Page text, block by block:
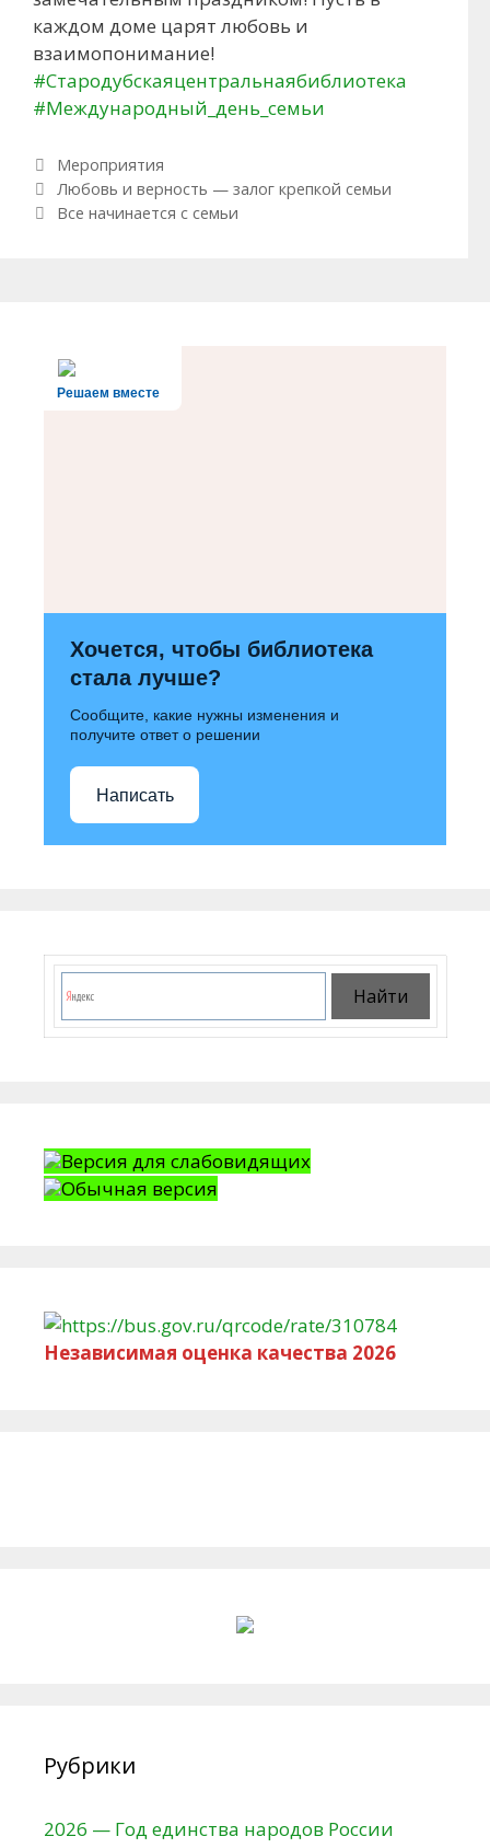
каждом доме царят любовь и
взаимопонимание!
#Стародубскаяцентральнаябиблиотека
#Международный_день_семьи
Рубрики
Мероприятия
Навигация по записям
Любовь и верность — залог крепкой семьи
Все начинается с семьи
Решаем вместе
Хочется, чтобы библиотека
стала лучше?
Сообщите, какие нужны изменения и
получите ответ о решении
Написать
Версия для слабовидящих
Обычная версия
Независимая оценка качества 2026
Рубрики
2026 — Год единства народов России